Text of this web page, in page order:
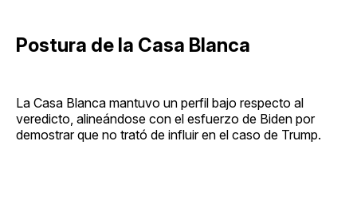
Postura de la Casa Blanca
La Casa Blanca mantuvo un perfil bajo respecto al
veredicto, alineándose con el esfuerzo de Biden por
demostrar que no trató de influir en el caso de Trump.